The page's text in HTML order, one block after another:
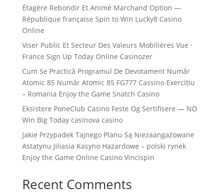
Étagère Rebondir Et Animé Marchand Option —
République française Spin to Win Lucky8 Casino
Online
Viser Public Et Secteur Des Valeurs Mobilières Vue ·
France Sign Up Today Online Casinozer
Cum Se Practică Programul De Devotament Număr
Atomic 85 Număr Atomic 85 FG777 Cassino Exercițiu
– Romania Enjoy the Game Snatch Casino
Eksistere PoneClub Casino Feste Og Sertifisere — NO
Win Big Today casinova casino
Jakie Przypadek Tajnego Planu Są Niezaangażowane
Astatynu Jiliasia Kasyno Hazardowe – polski rynek
Enjoy the Game Online Casino Vincispin
Recent Comments